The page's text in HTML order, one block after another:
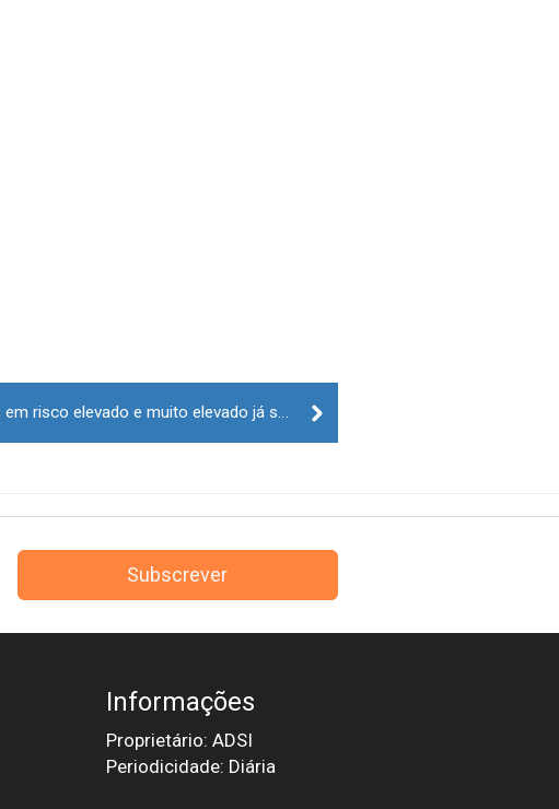
Covid-19. Concelhos em risco elevado e muito elevado já são mais de 200
Subscrever
Informações
Proprietário: ADSI
Periodicidade: Diária